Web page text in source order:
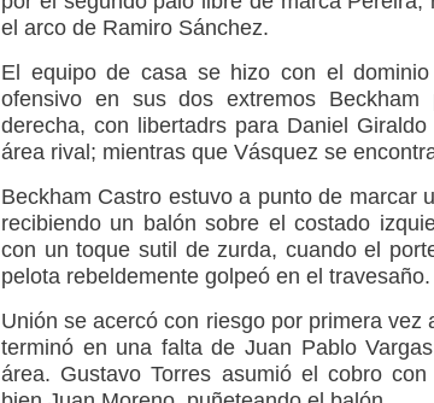
el arco de Ramiro Sánchez.
El equipo de casa se hizo con el
ofensivo en sus dos extremos
derecha, con libertadrs para Daniel
área rival; mientras que Vásquez se
Beckham Castro estuvo a punto de marcar
recibiendo un balón sobre el costado
con un toque sutil de zurda, cuando el
pelota rebeldemente golpeó en el travesaño.
Unión se acercó con riesgo por primera
terminó en una falta de Juan Pablo
área. Gustavo Torres asumió el cobro